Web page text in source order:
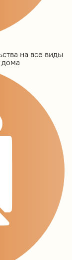
на все виды
дома